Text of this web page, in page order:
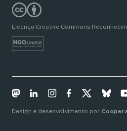
Licença Creative Commons
Design e desenvolvimento por